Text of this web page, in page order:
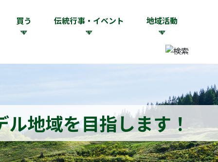
買う 伝統行事・イベント 地域活動
ル地域を目指します！